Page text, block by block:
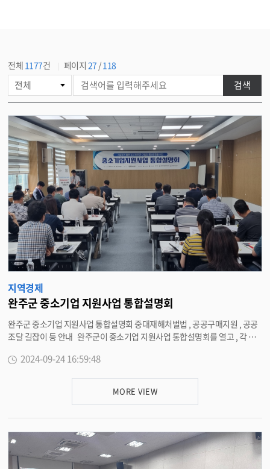
전체 1177건 페이지 27 /118
시
물
검
색
검색
지역경제
완주군 중소기업 지원사업 통합설명회
완주군 중소기업 지원사업 통합설명회 중대재해처벌법 , 공공구매지원 , 공공
조달 길잡이 등 안내 완주군이 중소기업 지원사업 통합설명회를 열고 , 각 기
일 완주군은 완주경제센터에서 중소기업 관계자들이 참석한 가운데 정보 부족
로사항을 해소하기 위해 다양한 분야의 기업지원 사업들을 소개했다 . 이번 통
▲ 중대재해처벌법 및 기업도약보장패키지 ( 고용노동부 전주지청 ) ▲ 공공구
매지원제도 ( 전북지방중소벤처기업청 ) ▲ 공공조달길잡이 ( 전북지방조달청
2024-09-24 16:59:48
MORE VIEW